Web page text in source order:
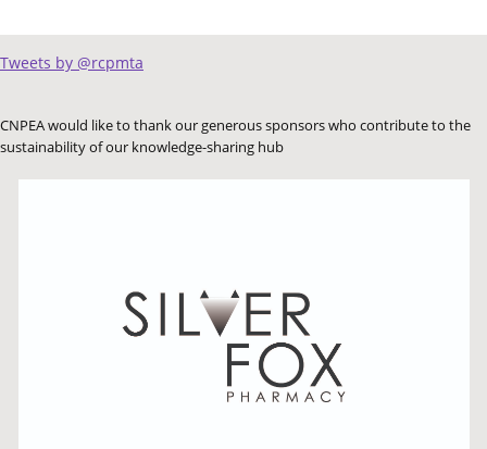
Tweets by @rcpmta
CNPEA would like to thank our generous sponsors who contribute to the
sustainability of our knowledge-sharing hub